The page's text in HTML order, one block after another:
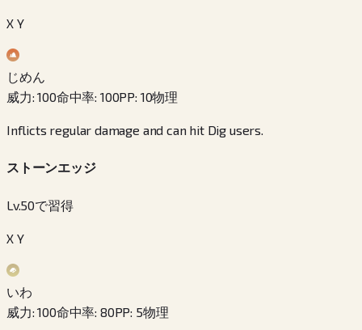
X Y
じめん
威力:100命中率: 100PP: 10物理
Inflicts regular damage and can hit Dig users.
ストーンエッジ
Lv.50で習得
X Y
いわ
威力:100命中率: 80PP: 5物理